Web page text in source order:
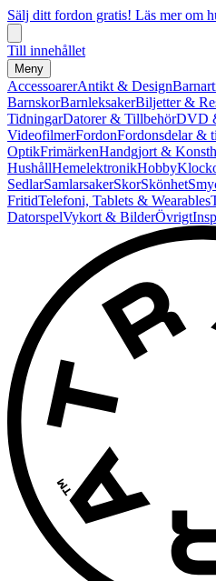
Sälj ditt fordon gratis! Läs mer om
Till innehållet
Meny
AccessoarerAntikt & Design
BarnskorBarnleksakerBiljetter &
TidningarDatorer & TillbehörDVD
VideofilmerFordonFordonsdelar &
OptikFrimärkenHandgjort &
HushållHemelektronikHobby
SedlarSamlarsakerSkorSkönhet
FritidTelefoni, Tablets & Wearables
DatorspelVykort & BilderÖvrigt